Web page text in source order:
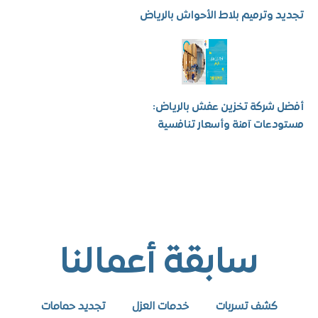
وترميم بلاط الأحواش بالرياض
شركة تخزين عفش بالرياض:
آمنة وأسعار تنافسية
سابقة أعمالنا
كشف تسربات خدمات العزل تجديد حمامات